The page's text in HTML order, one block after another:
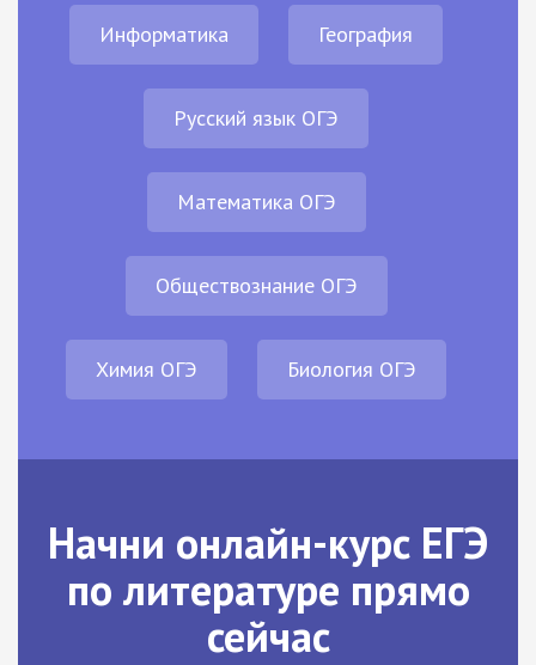
Информатика География
Русский язык ОГЭ
Математика ОГЭ
Обществознание ОГЭ
Химия ОГЭ Биология ОГЭ
Начни онлайн-курс ЕГЭ
по литературе прямо
сейчас